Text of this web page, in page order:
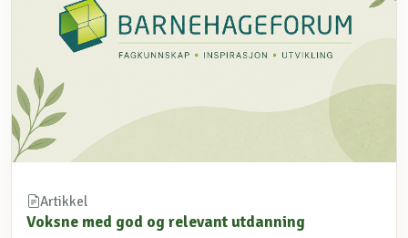
Artikkel
Voksne med god og relevant utdanning